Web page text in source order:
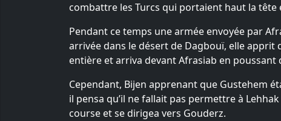
combattre les Turcs qui portaient haut la
Pendant ce temps une armée envoyée par
arrivée dans le désert de Dagbouï, elle apprit
entière et arriva devant Afrasiab en poussant
Cependant, Bijen apprenant que Gustehem
il pensa qu’il ne fallait pas permettre à
course et se dirigea vers Gouderz.